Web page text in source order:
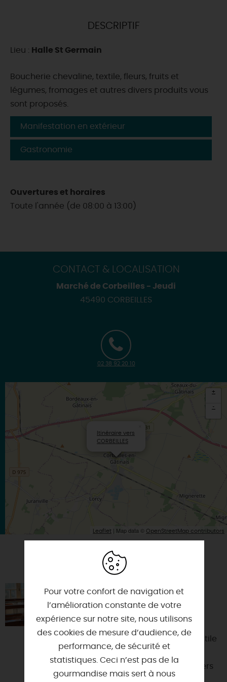
DEMAIN
CETTE SEMAINE
TOUT L'AGENDA
DESCRIPTIF
Lieu : Halle St Germain
Boucherie chevaline, textile, fleurs, fruits et
légumes, fromages et autres divers produits vous
sont proposés.
Manifestation en extérieur
Gastronomie
Ouvertures et horaires
Toute l'année (de 08:00 à 13:00)
CONTACT & LOCALISATION
Marché de Corbeilles - Jeudi
45490 CORBEILLES
02 38 92 20 10
Itinéraire vers
CORBEILLES
+
-
Leaflet | Map data © OpenStreetMap contributors
VOUS AIMEREZ AUSSI
LUCIE DAMOND - ARTISTE
PLASTICIENNE
45340 - EGRY
Après une formation de design textile
à l’ESAAT, à Roubaix en 2011 et
l'obtention d’un diplôme des métiers
Pour votre confort de navigation et
l’amélioration constante de votre
expérience sur notre site, nous utilisons
des cookies de mesure d’audience, de
performance, de sécurité et
statistiques. Ceci n’est pas de la
gourmandise mais sert à nous